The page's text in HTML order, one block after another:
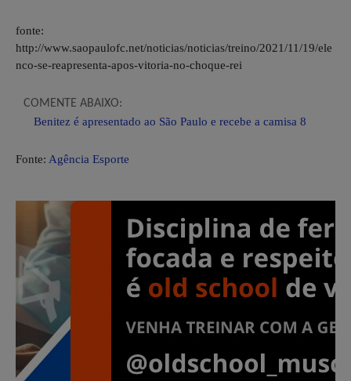
fonte:
http://www.saopaulofc.net/noticias/noticias/treino/2021/11/19/ele
nco-se-reapresenta-apos-vitoria-no-choque-rei
COMENTE ABAIXO:
Benitez é apresentado ao São Paulo e recebe a camisa 8
Fonte: Agência Esporte